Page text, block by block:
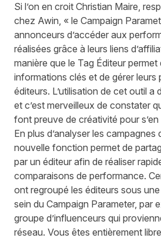
Si l’on en croit Christian Maire,
chez Awin, « le Campaign
annonceurs d’accéder aux
réalisées grâce à leurs liens
manière que le Tag Éditeur permet
informations clés et de gérer leurs
éditeurs. L’utilisation de cet outil a
et c’est merveilleux de constater
font preuve de créativité pour s’en
En plus d’analyser les campagnes
nouvelle fonction permet de
par un éditeur afin de réaliser
comparaisons de performance.
ont regroupé les éditeurs sous
sein du Campaign Parameter, par
groupe d’influenceurs qui
réseau. Vous êtes entièrement